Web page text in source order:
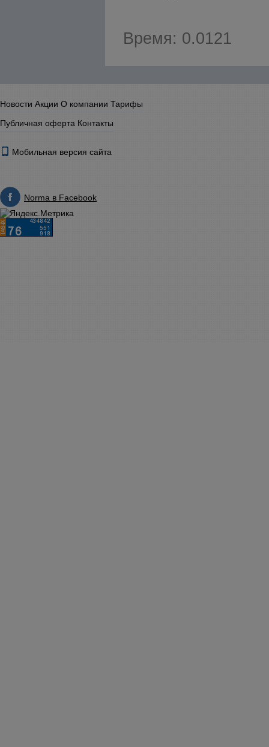
Время: 0.0121
Новости Акции О компании Тарифы
Публичная оферта Контакты
Мобильная версия сайта
Norma в Facebook